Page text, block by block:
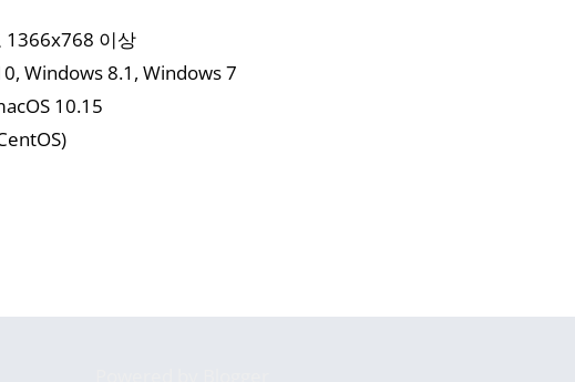
1366x768 이상
Windows 8.1, Windows 7
10.15